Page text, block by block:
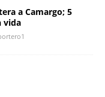
a Camargo; 5
vida